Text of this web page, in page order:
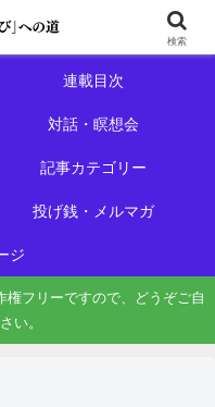
初めての方へ
連載目次
対話・瞑想会
記事カテゴリー
投げ銭・メルマガ
ジ
フリーですので、どうぞご自
い。
検索